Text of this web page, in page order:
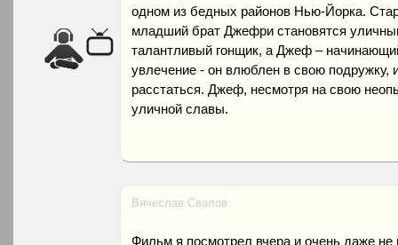
одном из бедных районов Нью-Йорка.
младший брат Джефри становятся
талантливый гонщик, а Джеф –
увлечение - он влюблен в свою подружку,
расстаться. Джеф, несмотря на свою
уличной славы.
Вячеслав Свалов
Фильм я посмотрел вчера и очень даже